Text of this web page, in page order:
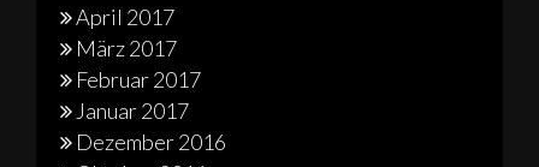
April 2017
März 2017
Februar 2017
Januar 2017
Dezember 2016